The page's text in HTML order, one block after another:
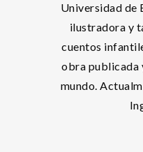
Universidad de
ilustradora y
cuentos
obra publicada
mundo.